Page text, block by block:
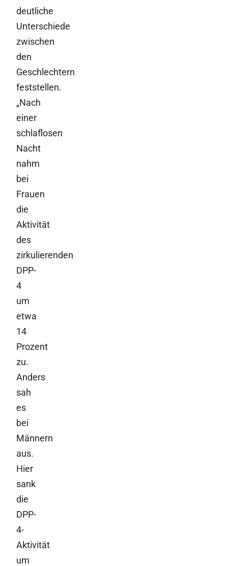
deutliche
Unterschiede
zwischen
den
Geschlechtern
feststellen.
„Nach
einer
schlaflosen
Nacht
nahm
bei
Frauen
die
Aktivität
des
zirkulierenden
DPP-
4
um
etwa
14
Prozent
zu.
Anders
sah
es
bei
Männern
aus.
Hier
sank
die
DPP-
4-
Aktivität
um